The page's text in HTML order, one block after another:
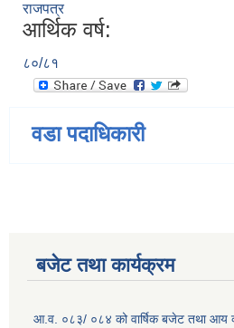
राजपत्र
आर्थिक वर्ष:
८०/८१
वडा पदाधिकारी
बजेट तथा कार्यक्रम
आ.व. ०८३/ ०८४ को वार्षिक बजेट तथा आय